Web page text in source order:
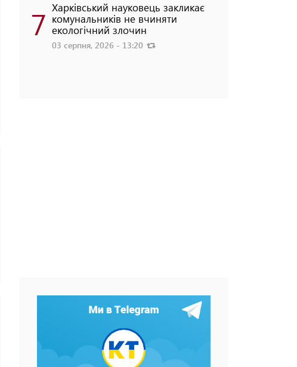
7 Харківський науковець закликає
комунальників не вчиняти
екологічний злочин
03 серпня, 2026 - 13:20